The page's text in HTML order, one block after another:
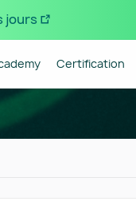
jours
Certification